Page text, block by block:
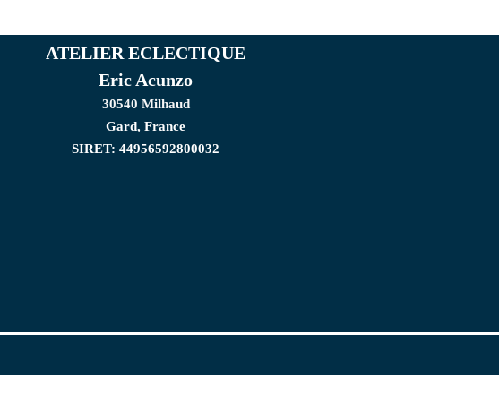
ATELIER ECLECTIQUE
Eric Acunzo
30540 Milhaud
Gard, France
SIRET: 44956592800032